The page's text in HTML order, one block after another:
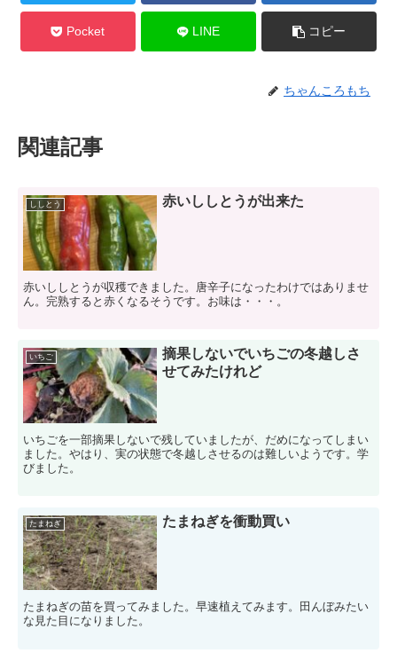
Pocket LINE コピー
ちゃんころもち
関連記事
ししとう 赤いししとうが出来た
赤いししとうが収穫できました。唐辛子になったわけではありませ
ん。完熟すると赤くなるそうです。お味は・・・。
いちご
摘果しないでいちごの冬越しさ
せてみたけれど
いちごを一部摘果しないで残していましたが、だめになってしまい
ました。やはり、実の状態で冬越しさせるのは難しいようです。学
びました。
たまねぎ たまねぎを衝動買い
たまねぎの苗を買ってみました。早速植えてみます。田んぼみたい
な見た目になりました。